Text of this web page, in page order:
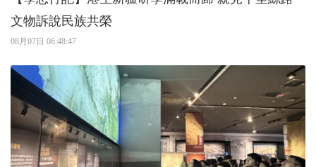
文物訴說民族共榮
08月07日 06:48:47